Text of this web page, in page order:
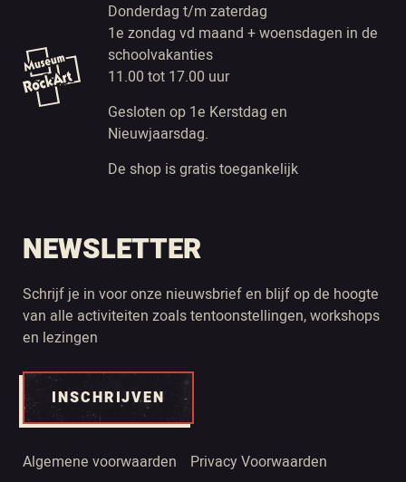
Donderdag t/m zaterdag
1e zondag vd maand + woensdagen in de
schoolvakanties
11.00 tot 17.00 uur
Gesloten op 1e Kerstdag en
Nieuwjaarsdag.
De shop is gratis toegankelijk
NEWSLETTER
Schrijf je in voor onze nieuwsbrief en blijf op de hoogte
van alle activiteiten zoals tentoonstellingen, workshops
en lezingen
INSCHRIJVEN
Algemene voorwaarden Privacy Voorwaarden